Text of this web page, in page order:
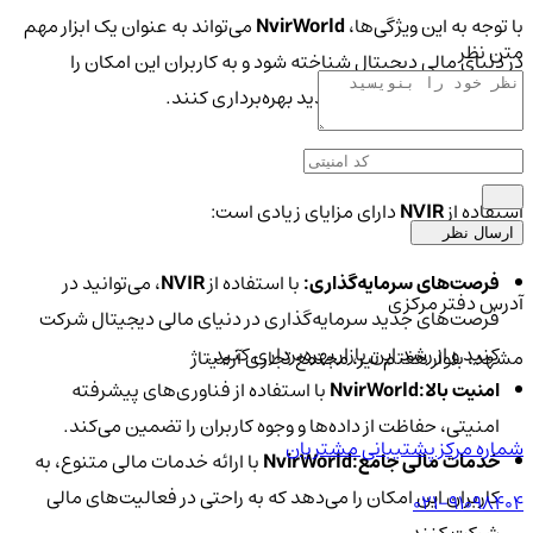
با توجه به این ویژگی‌ها،NvirWorldمی‌تواند به عنوان یک ابزار مهم
در دنیای مالی دیجیتال شناخته شود و به کاربران این امکان را
می‌دهد که از فرصت‌های جدید بهره‌برداری کنند.
مزایا
استفاده ازNVIRدارای مزایای زیادی است:
فرصت‌های سرمایه‌گذاری:با استفاده ازNVIR، می‌توانید در
فرصت‌های جدید سرمایه‌گذاری در دنیای مالی دیجیتال شرکت
کنید و از رشد این بازار بهره‌برداری کنید.
امنیت بالا:NvirWorldبا استفاده از فناوری‌های پیشرفته
امنیتی، حفاظت از داده‌ها و وجوه کاربران را تضمین می‌کند.
خدمات مالی جامع:NvirWorldبا ارائه خدمات مالی متنوع، به
کاربران این امکان را می‌دهد که به راحتی در فعالیت‌های مالی
متن نظر
ارسال نظر
آدرس دفتر مرکزی
مشهد، بلوار هفتم تیر، مجتمع تجاری آرمیتاژ
شماره مرکز پشتیبانی مشتریان
021-91098404